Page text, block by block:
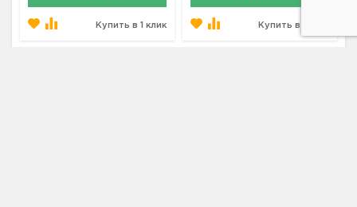
Купить в 1 клик Купить в 1 клик